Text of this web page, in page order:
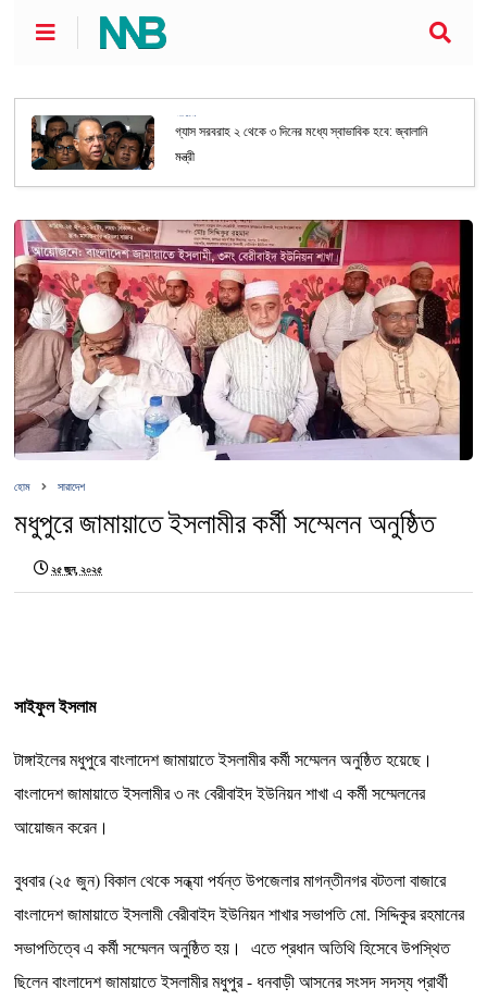
গ্যাস সরবরাহ ২ থেকে ৩ দিনের মধ্যে স্বাভাবিক হবে: জ্বালানি
মন্ত্রী
হোম সারাদেশ
‎মধুপুরে জামায়াতে ইসলামীর কর্মী সম্মেলন অনুষ্ঠিত ‎
২৫ জুন, ২০২৫
‎সাইফুল ইসলাম
‎টাঙ্গাইলের মধুপুরে বাংলাদেশ জামায়াতে ইসলামীর কর্মী সম্মেলন অনুষ্ঠিত হয়েছে।
বাংলাদেশ জামায়াতে ইসলামীর ৩ নং বেরীবাইদ ইউনিয়ন শাখা এ কর্মী সম্মেলনের
আয়োজন করেন।
‎বুধবার (২৫ জুন) বিকাল থেকে সন্ধ্যা পর্যন্ত উপজেলার মাগন্তীনগর বটতলা বাজারে
বাংলাদেশ জামায়াতে ইসলামী বেরীবাইদ ইউনিয়ন শাখার সভাপতি মো. সিদ্দিকুর রহমানের
সভাপতিত্বে এ কর্মী সম্মেলন অনুষ্ঠিত হয়। এতে প্রধান অতিথি হিসেবে উপস্থিত
ছিলেন বাংলাদেশ জামায়াতে ইসলামীর মধুপুর - ধনবাড়ী আসনের সংসদ সদস্য প্রার্থী